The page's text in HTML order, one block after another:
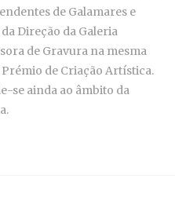
de Galamares e
Direção da Galeria
de Gravura na mesma
Prémio de Criação Artística.
se ainda ao âmbito da